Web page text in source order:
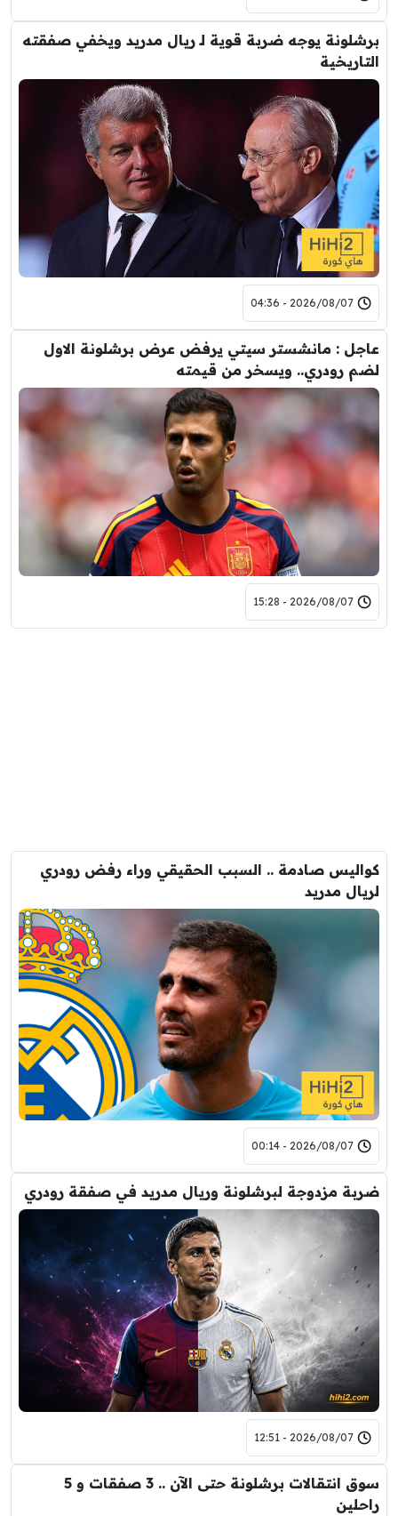
برشلونة يوجه ضربة قوية لـ ريال مدريد ويخفي صفقته
التاريخية
2026/08/07 - 04:36
عاجل : مانشستر سيتي يرفض عرض برشلونة الاول
لضم رودري.. ويسخر من قيمته
2026/08/07 - 15:28
كواليس صادمة .. السبب الحقيقي وراء رفض رودري
لريال مدريد
2026/08/07 - 00:14
ضربة مزدوجة لبرشلونة وريال مدريد في صفقة رودري
2026/08/07 - 12:51
سوق انتقالات برشلونة حتى الآن .. 3 صفقات و 5
راحلين